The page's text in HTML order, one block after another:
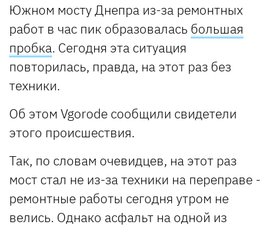
Южном мосту Днепра из-за ремонтных
работ в час пик образовалась большая
пробка. Сегодня эта ситуация
повторилась, правда, на этот раз без
техники.
Об этом Vgorode сообщили свидетели
этого происшествия.
Так, по словам очевидцев, на этот раз
мост стал не из-за техники на переправе -
ремонтные работы сегодня утром не
велись. Однако асфальт на одной из